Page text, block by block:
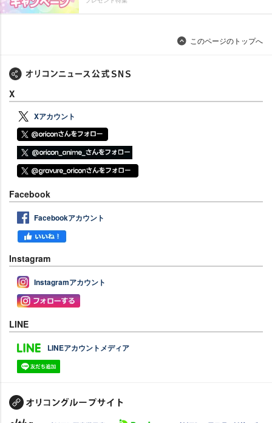
このページのトップへ
X
Xアカウント
Facebook
Facebookアカウント
Instagram
Instagramアカウント
LINE
LINEアカウントメディア